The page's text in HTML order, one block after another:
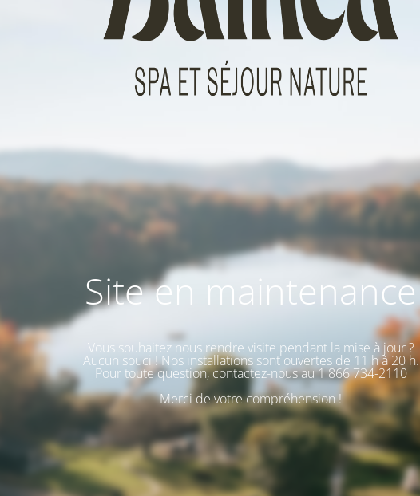
Site en maintenance
Vous souhaitez nous rendre visite pendant la mise à jour ?
Aucun souci ! Nos installations sont ouvertes de 11 h à 20 h.
Pour toute question, contactez-nous au 1 866 734-2110
Merci de votre compréhension !